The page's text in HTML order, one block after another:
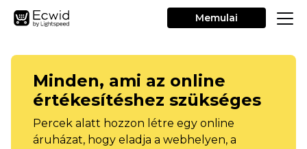
Memulai
Minden, ami az online
értékesítéshez szükséges
Percek alatt hozzon létre egy online
áruházat, hogy eladja a webhelyen, a